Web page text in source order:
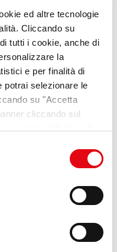
ed altre tecnologie
Cliccando su
tutti i cookie, anche di
la
e per finalità di
potrai selezionare le
su "Accetta
cliccando sul
momento mediante il
pagina. Per ulteriori
Cookie
chi cerca
sul